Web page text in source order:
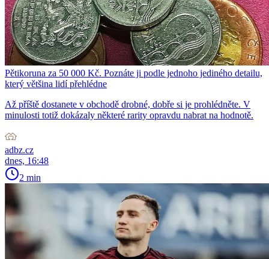
Pětikoruna za 50 000 Kč. Poznáte ji podle jednoho jediného detailu,
který většina lidí přehlédne
Až příště dostanete v obchodě drobné, dobře si je prohlédněte. V
minulosti totiž dokázaly některé rarity opravdu nabrat na hodnotě.
adbz.cz
dnes, 16:48
2 min